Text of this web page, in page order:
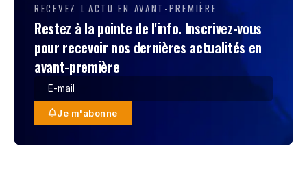
RECEVEZ L'ACTU EN AVANT-PREMIÈRE
Restez à la pointe de l'info. Inscrivez-vous
pour recevoir nos dernières actualités en
avant-première
Je m'abonne